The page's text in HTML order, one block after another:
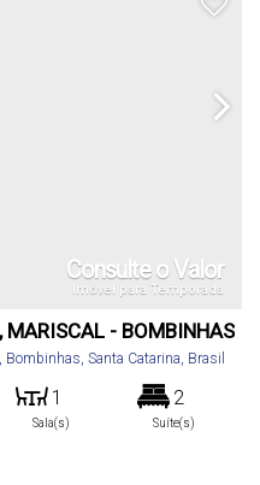
Consulte o Valor
Imóvel para Temporada
MARISCAL - BOMBINHAS
, Bombinhas, Santa Catarina, Brasil
1
Sala(s)
2
Suíte(s)